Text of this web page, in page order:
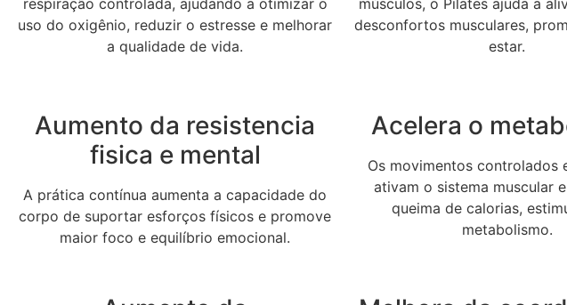
respiração controlada, ajudando a otimizar o
uso do oxigênio, reduzir o estresse e melhorar
a qualidade de vida.
músculos, o Pilates ajuda a
desconfortos musculares,
estar.
Aumento da resistencia
fisica e mental
A prática contínua aumenta a capacidade do
corpo de suportar esforços físicos e promove
maior foco e equilíbrio emocional.
Acelera o
Os movimentos controlados
ativam o sistema muscular
queima de calorias,
metabolismo.